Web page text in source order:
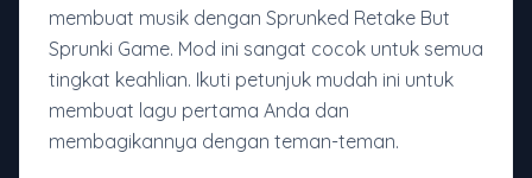
membuat musik dengan Sprunked Retake But
Sprunki Game. Mod ini sangat cocok untuk semua
tingkat keahlian. Ikuti petunjuk mudah ini untuk
membuat lagu pertama Anda dan
membagikannya dengan teman-teman.